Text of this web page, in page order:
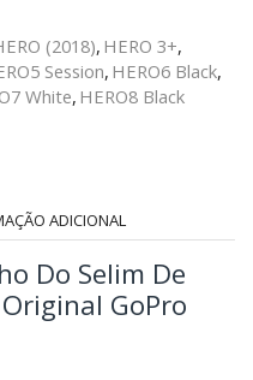
(2018), HERO 3+,
Session, HERO6 Black,
White, HERO8 Black
ADICIONAL
Do Selim De
GoPro